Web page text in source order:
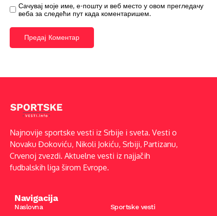
Сачувај моје име, е-пошту и веб место у овом прегледачу
веба за следећи пут када коментаришем.
Najnovije sportske vesti iz Srbije i sveta. Vesti o
Novaku Đokoviću, Nikoli Jokiću, Srbiji, Partizanu,
Crvenoj zvezdi. Aktuelne vesti iz najjačih
fudbalskih liga širom Evrope.
Navigacija
Naslovna Sportske vesti